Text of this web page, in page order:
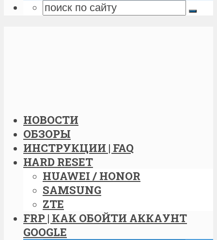
НОВОСТИ
ОБЗОРЫ
ИНСТРУКЦИИ | FAQ
HARD RESET
HUAWEI / HONOR
SAMSUNG
ZTE
FRP | КАК ОБОЙТИ АККАУНТ
GOOGLE